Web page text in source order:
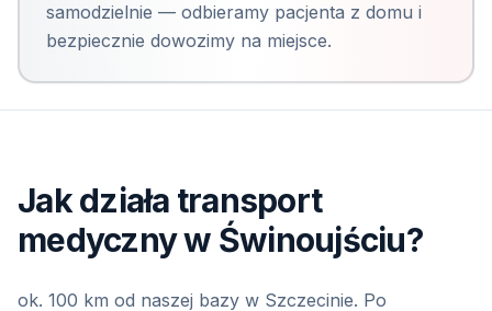
samodzielnie — odbieramy pacjenta z domu i
bezpiecznie dowozimy na miejsce.
Jak działa transport
medycznyw Świnoujściu?
ok. 100 km od naszej bazy w Szczecinie. Po